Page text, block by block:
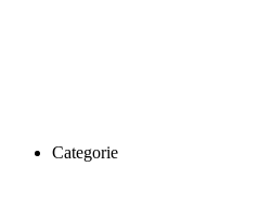
Categorie